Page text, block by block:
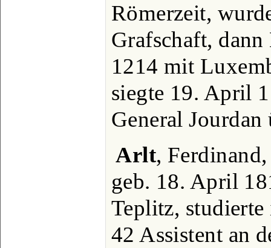
Römerzeit,
Grafschaft,
1214 mit
siegte 19. April
General
Arlt,
geb. 18. April
Teplitz,
42 Assistent an